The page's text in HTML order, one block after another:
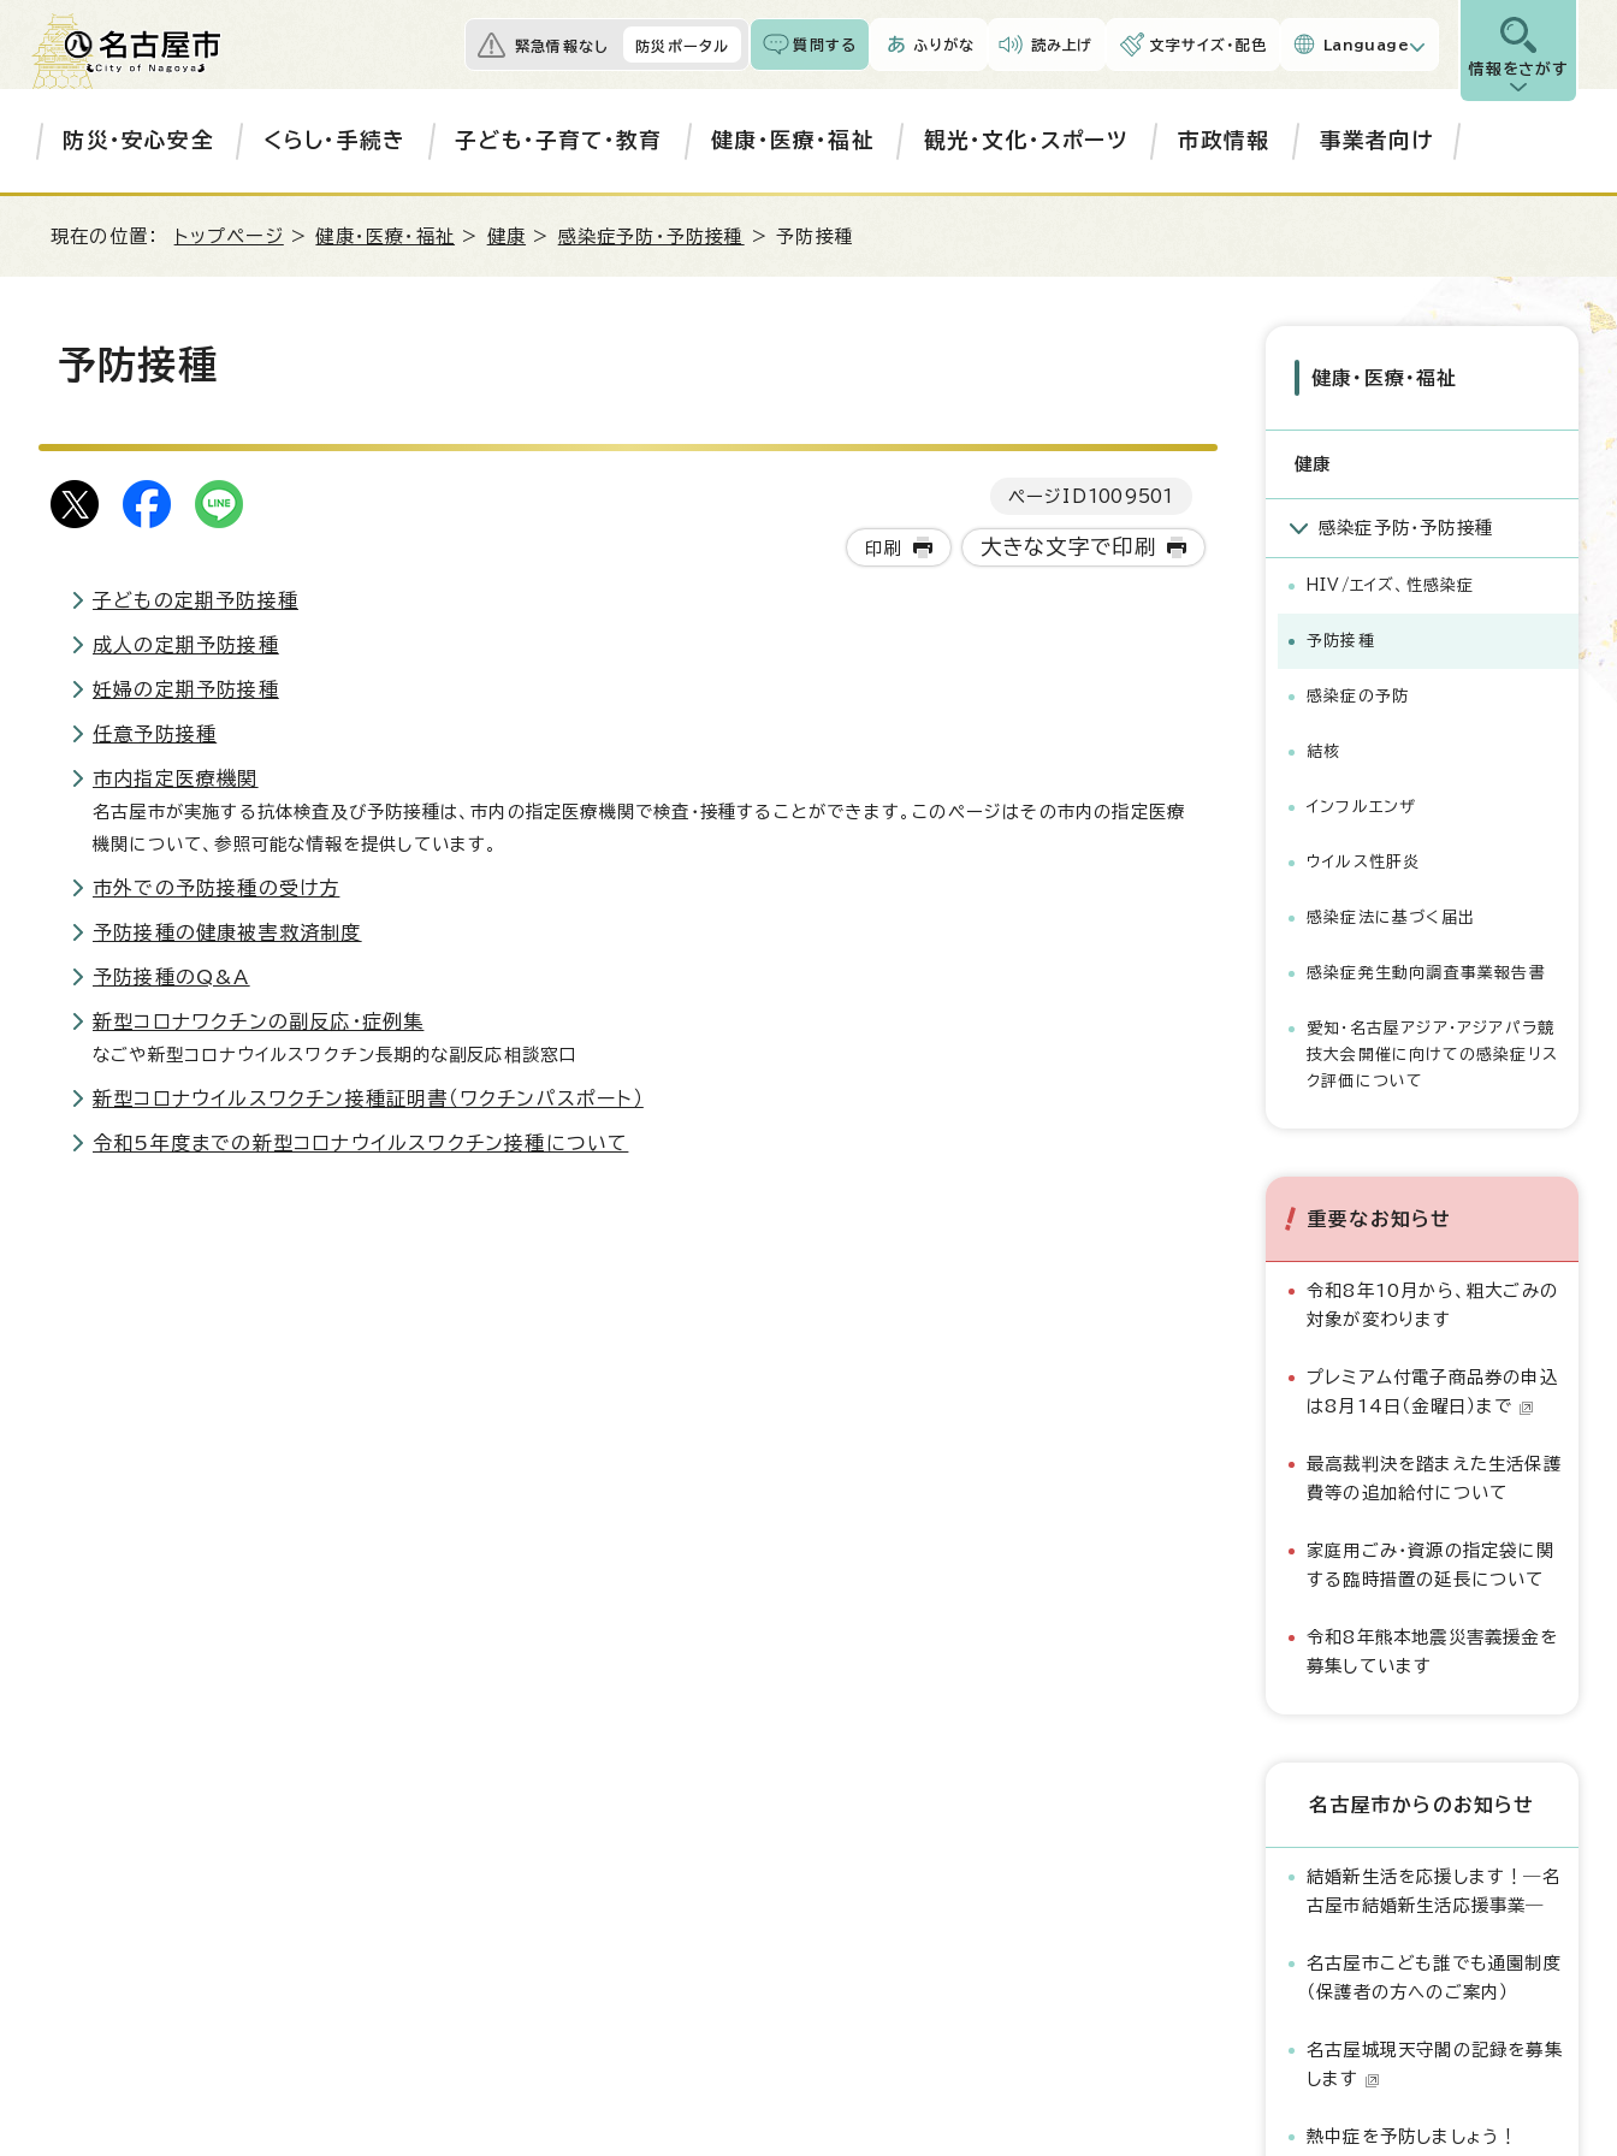
緊急情報なし 防災ポータル 質問する ふりがな 読み上げ 文字サイズ・配色 Language
情報をさがす
防災・安心安全 くらし・手続き 子ども・子育て・教育 健康・医療・福祉 観光・文化・スポーツ 市政情報 事業者向け
現在の位置： トップページ >健康・医療・福祉 > 健康 > 感染症予防・予防接種 > 予防接種
予防接種
ページID 1009501
印刷 大きな文字で印刷
子どもの定期予防接種
成人の定期予防接種
妊婦の定期予防接種
任意予防接種
市内指定医療機関
名古屋市が実施する抗体検査及び予防接種は、市内の指定医療機関で検査・接種することができます。このページはその市内の指定医療
機関について、参照可能な情報を提供しています。
市外での予防接種の受け方
予防接種の健康被害救済制度
予防接種のQ&A
新型コロナワクチンの副反応・症例集
なごや新型コロナウイルスワクチン長期的な副反応相談窓口
新型コロナウイルスワクチン接種証明書（ワクチンパスポート）
令和5年度までの新型コロナウイルスワクチン接種について
健康・医療・福祉
健康
感染症予防・予防接種
HIV/エイズ、性感染症
予防接種
感染症の予防
結核
インフルエンザ
ウイルス性肝炎
感染症法に基づく届出
感染症発生動向調査事業報告書
愛知・名古屋アジア・アジアパラ競
技大会開催に向けての感染症リス
ク評価について
重要なお知らせ
令和8年10月から、粗大ごみの
対象が変わります
プレミアム付電子商品券の申込
は8月14日（金曜日）まで
最高裁判決を踏まえた生活保護
費等の追加給付について
家庭用ごみ・資源の指定袋に関
する臨時措置の延長について
令和8年熊本地震災害義援金を
募集しています
名古屋市からのお知らせ
結婚新生活を応援します！―名
古屋市結婚新生活応援事業―
名古屋市こども誰でも通園制度
（保護者の方へのご案内）
名古屋城現天守閣の記録を募集
します
熱中症を予防しましょう！